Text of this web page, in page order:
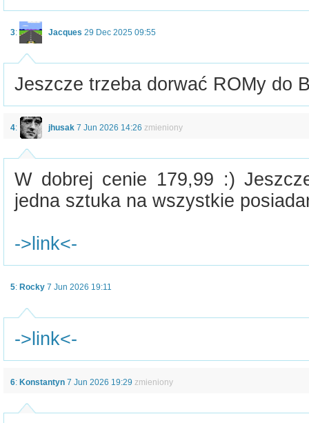
3: Jacques 29 Dec 2025 09:55
Jeszcze trzeba dorwać ROMy do
4: jhusak 7 Jun 2026 14:26 zmieniony
W dobrej cenie 179,99 :)
jedna sztuka na wszystkie
->link<-
5: Rocky 7 Jun 2026 19:11
->link<-
6: Konstantyn 7 Jun 2026 19:29 zmieniony